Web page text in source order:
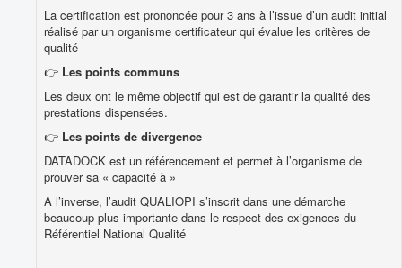
La certification est prononcée pour 3 ans à l’issue d’un audit initial
réalisé par un organisme certificateur qui évalue les critères de
qualité
👉 Les points communs
Les deux ont le même objectif qui est de garantir la qualité des
prestations dispensées.
👉 Les points de divergence
DATADOCK est un référencement et permet à l’organisme de
prouver sa « capacité à »
A l’inverse, l’audit QUALIOPI s’inscrit dans une démarche
beaucoup plus importante dans le respect des exigences du
Référentiel National Qualité